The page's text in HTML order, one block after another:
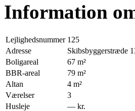
Information
Lejlighedsnummer 125
Adresse
Skibsbyggerstræde
Boligareal
67 m²
BBR-areal
79 m²
Altan
4 m²
Værelser
3
Husleje
— kr.